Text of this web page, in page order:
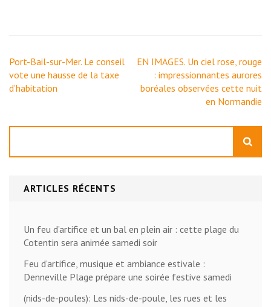
Navigation
de
l’article
Port-Bail-sur-Mer. Le conseil
vote une hausse de la taxe
d’habitation
EN IMAGES. Un ciel rose, rouge
: impressionnantes aurores
boréales observées cette nuit
en Normandie
ARTICLES RÉCENTS
Un feu d’artifice et un bal en plein air : cette plage du
Cotentin sera animée samedi soir
Feu d’artifice, musique et ambiance estivale :
Denneville Plage prépare une soirée festive samedi
(nids-de-poules): Les nids-de-poule, les rues et les